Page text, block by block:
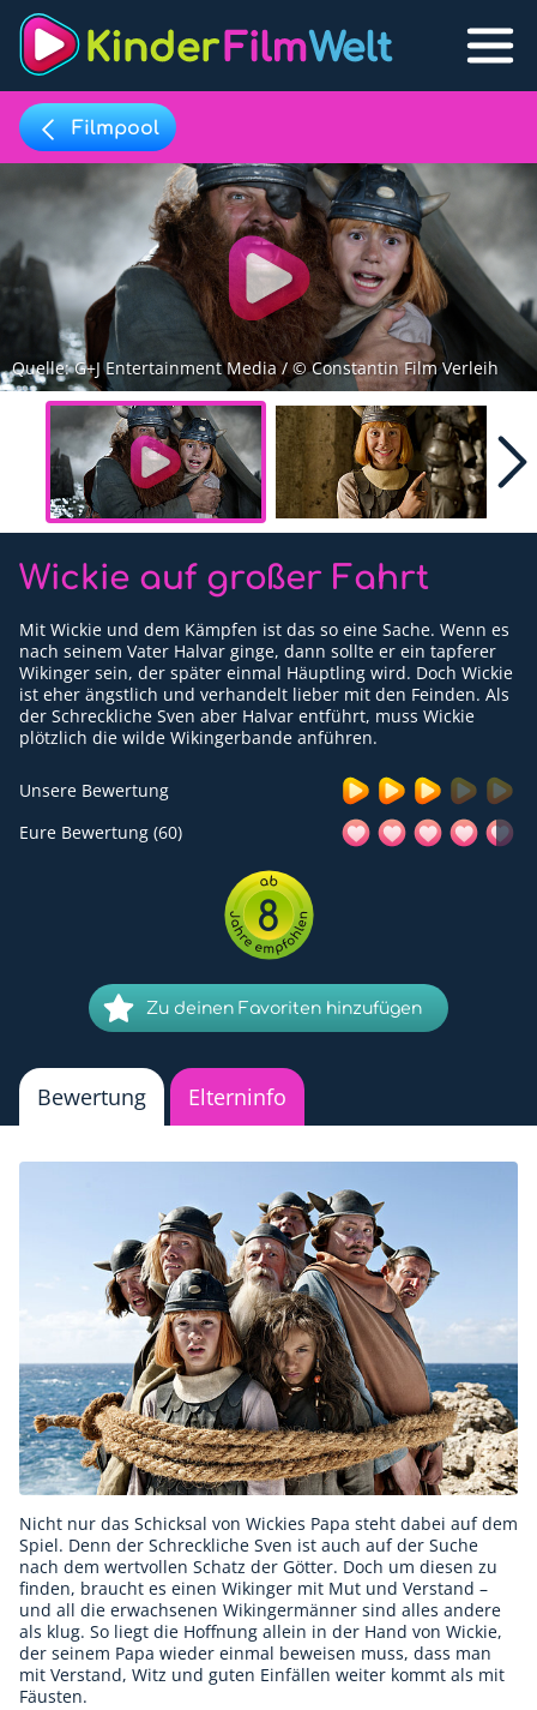
Filmpool
Filmlisten
Filmlexikon
Lernfilme
Filmpool Lexikon
Favoriten
Für Erwachsene
Redaktion
Downloads
Partner
Kontakt
Datenschutzerklärung
Filmpool
Play
Quelle: G+J Entertainment Media / © Constantin Film Verleih
Wickie auf großer Fahrt
Mit Wickie und dem Kämpfen ist das so eine Sache. Wenn es
nach seinem Vater Halvar ginge, dann sollte er ein tapferer
Wikinger sein, der später einmal Häuptling wird. Doch Wickie
ist eher ängstlich und verhandelt lieber mit den Feinden. Als
der Schreckliche Sven aber Halvar entführt, muss Wickie
plötzlich die wilde Wikingerbande anführen.
Unsere Bewertung
Eure Bewertung (60)
8
Zu deinen Favoriten hinzufügen
Bewertung Elterninfo
Nicht nur das Schicksal von Wickies Papa steht dabei auf dem
Spiel. Denn der Schreckliche Sven ist auch auf der Suche
nach dem wertvollen Schatz der Götter. Doch um diesen zu
finden, braucht es einen Wikinger mit Mut und Verstand –
und all die erwachsenen Wikingermänner sind alles andere
als klug. So liegt die Hoffnung allein in der Hand von Wickie,
der seinem Papa wieder einmal beweisen muss, dass man
mit Verstand, Witz und guten Einfällen weiter kommt als mit
Fäusten.